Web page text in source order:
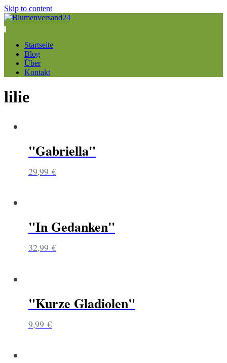
Skip to content
Startseite
Blog
Über
Kontakt
lilie
"Gabriella"
29,99 €
"In Gedanken"
32,99 €
"Kurze Gladiolen"
9,99 €